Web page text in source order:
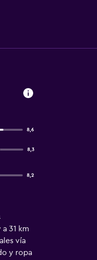
8,6
8,3
8,2
31 km
vía
y ropa